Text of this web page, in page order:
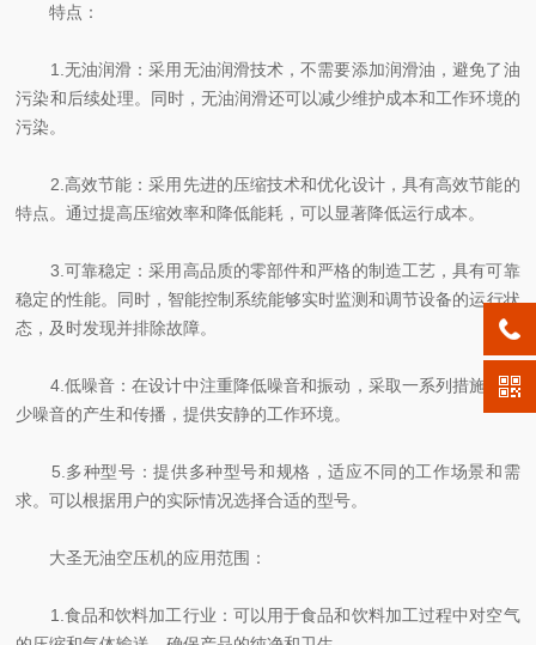
特点：
1.无油润滑：采用无油润滑技术，不需要添加润滑油，避免了油
污染和后续处理。同时，无油润滑还可以减少维护成本和工作环境的
污染。
2.高效节能：采用先进的压缩技术和优化设计，具有高效节能的
特点。通过提高压缩效率和降低能耗，可以显著降低运行成本。
3.可靠稳定：采用高品质的零部件和严格的制造工艺，具有可靠
稳定的性能。同时，智能控制系统能够实时监测和调节设备的运行状
态，及时发现并排除故障。
4.低噪音：在设计中注重降低噪音和振动，采取一系列措施来减
少噪音的产生和传播，提供安静的工作环境。
5.多种型号：提供多种型号和规格，适应不同的工作场景和需
求。可以根据用户的实际情况选择合适的型号。
大圣无油空压机的应用范围：
1.食品和饮料加工行业：可以用于食品和饮料加工过程中对空气